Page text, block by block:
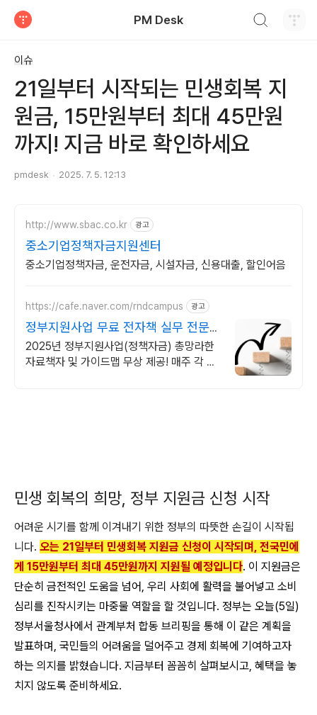
PM Desk
이슈
21일부터 시작되는 민생회복 지
원금, 15만원부터 최대 45만원
까지! 지금 바로 확인하세요
pmdesk 2025. 7. 5. 12:13
http://www.sbac.co.kr 광고
중소기업정책자금지원센터
중소기업정책자금, 운전자금, 시설자금, 신용대출, 할인어음
https://cafe.naver.com/rndcampus 광고
정부지원사업 무료 전자책 실무 전문가
무료 웹세미나
2025년 정부지원사업(정책자금) 총망라한
자료책자 및 가이드맵 무상 제공! 매주 각 분
민생 회복의 희망, 정부 지원금 신청 시작
어려운 시기를 함께 이겨내기 위한 정부의 따뜻한 손길이 시작됩
니다. 오는 21일부터 민생회복 지원금 신청이 시작되며, 전국민에
게 15만원부터 최대 45만원까지 지원될 예정입니다. 이 지원금은
단순히 금전적인 도움을 넘어, 우리 사회에 활력을 불어넣고 소비
심리를 진작시키는 마중물 역할을 할 것입니다. 정부는 오늘(5일)
정부서울청사에서 관계부처 합동 브리핑을 통해 이 같은 계획을
발표하며, 국민들의 어려움을 덜어주고 경제 회복에 기여하고자
하는 의지를 밝혔습니다. 지금부터 꼼꼼히 살펴보시고, 혜택을 놓
치지 않도록 준비하세요.